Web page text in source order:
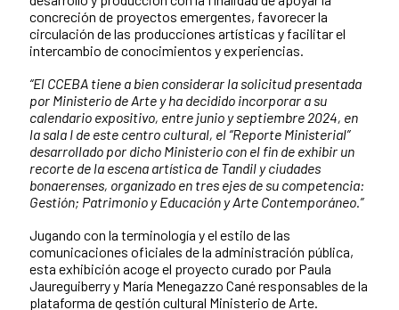
concreción de proyectos emergentes, favorecer la
circulación de las producciones artísticas y facilitar el
intercambio de conocimientos y experiencias.
“El CCEBA tiene a bien considerar la solicitud presentada
por Ministerio de Arte y ha decidido incorporar a su
calendario expositivo, entre junio y septiembre 2024, en
la sala I de este centro cultural, el “Reporte Ministerial”
desarrollado por dicho Ministerio con el fin de exhibir un
recorte de la escena artística de Tandil y ciudades
bonaerenses, organizado en tres ejes de su competencia:
Gestión; Patrimonio y Educación y Arte Contemporáneo.”
Jugando con la terminología y el estilo de las
comunicaciones oficiales de la administración pública,
esta exhibición acoge el proyecto curado por Paula
Jaureguiberry y María Menegazzo Cané responsables de la
plataforma de gestión cultural Ministerio de Arte.